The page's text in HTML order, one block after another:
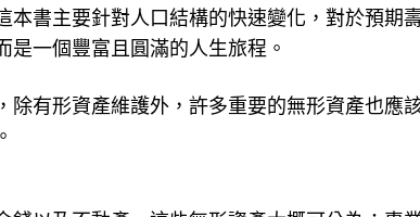
本書主要針對人口結構的快速變化，對於預期
是一個豐富且圓滿的人生旅程。
除有形資產維護外，許多重要的無形資產也應